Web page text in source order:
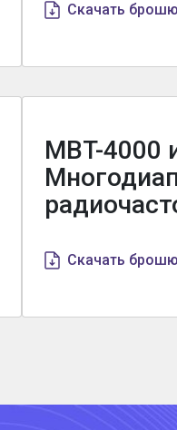
Скачать
MBT-4000
Скачать